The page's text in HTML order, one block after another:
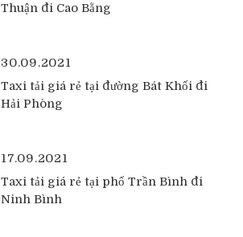
Thuận đi Cao Bằng
30.09.2021
Taxi tải giá rẻ tại đường Bát Khối đi
Hải Phòng
17.09.2021
Taxi tải giá rẻ tại phố Trần Bình đi
Ninh Bình